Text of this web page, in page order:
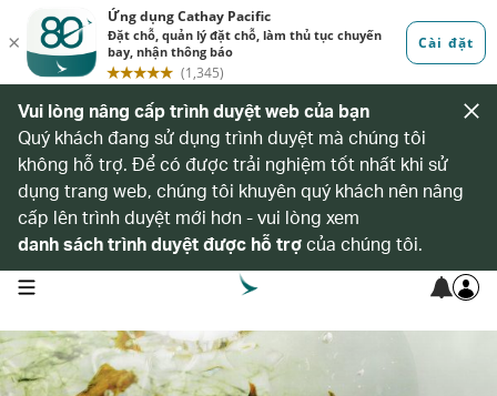
Vui lòng nâng cấp trình duyệt web của bạn
Quý khách đang sử dụng trình duyệt mà chúng tôi
không hỗ trợ. Để có được trải nghiệm tốt nhất khi sử
dụng trang web, chúng tôi khuyên quý khách nên nâng
cấp lên trình duyệt mới hơn - vui lòng xem
danh sách trình duyệt được hỗ trợcủa chúng tôi.
open navigation menu